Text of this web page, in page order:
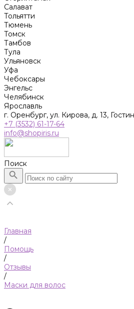
Салават
Тольятти
Тюмень
Томск
Тамбов
Тула
Ульяновск
Уфа
Чебоксары
Энгельс
Челябинск
Ярославль
г. Оренбург, ул. Кирова, д. 13,
+7 (3532) 61-17-64
info@shopiris.ru
Поиск
Главная
/
Помощь
/
Отзывы
/
Маски для волос